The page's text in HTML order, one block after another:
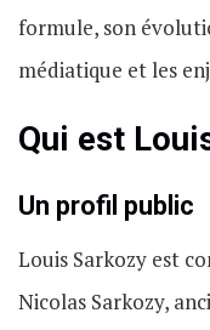
formule, son
médiatique et les
Qui est
Un profil public
Louis Sarkozy est
Nicolas Sarkozy,